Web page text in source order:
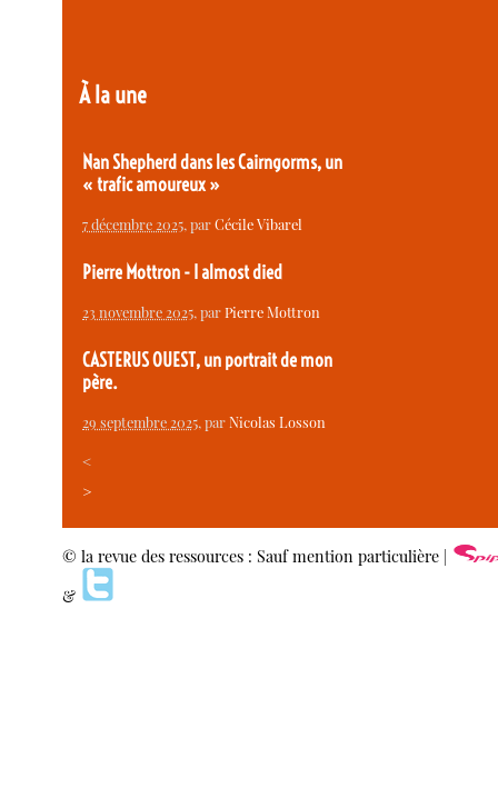
À la une
Nan Shepherd dans les Cairngorms, un
« trafic amoureux »
7 décembre 2025, parCécile Vibarel
Pierre Mottron - I almost died
23 novembre 2025, parPierre Mottron
CASTERUS OUEST, un portrait de mon
père.
29 septembre 2025, parNicolas Losson
<
>
© la revue des ressources : Sauf mention particulière |
&